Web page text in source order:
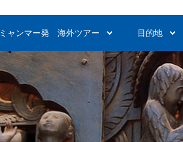
ミャンマー発 海外ツアー 目的地